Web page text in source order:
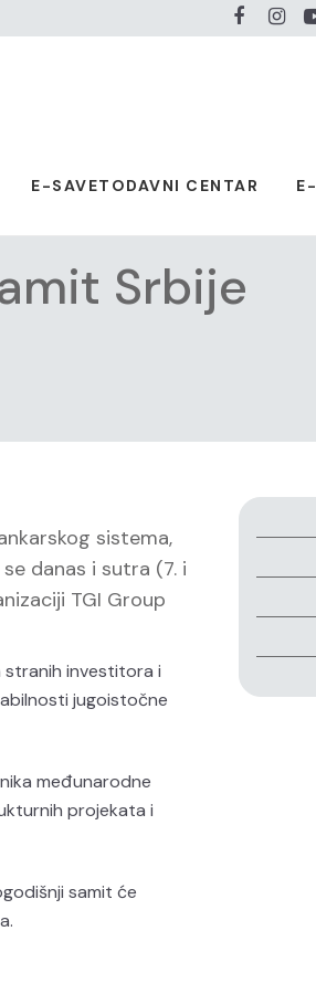
E-SAVETODAVNI CENTAR
Srbije
sistema,
danas i sutra (7. i
TGI Group
stranih investitora i
jugoistočne
međunarodne
projekata i
samit će